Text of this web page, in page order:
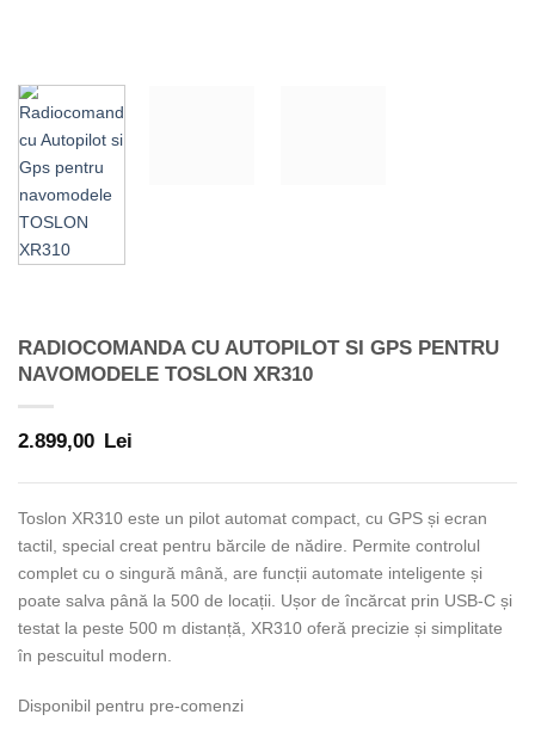
RADIOCOMANDA CU AUTOPILOT SI GPS PENTRU
NAVOMODELE TOSLON XR310
2.899,00 Lei
Toslon XR310 este un pilot automat compact, cu GPS și ecran
tactil, special creat pentru bărcile de nădire. Permite controlul
complet cu o singură mână, are funcții automate inteligente și
poate salva până la 500 de locații. Ușor de încărcat prin USB-C și
testat la peste 500 m distanță, XR310 oferă precizie și simplitate
în pescuitul modern.
Disponibil pentru pre-comenzi